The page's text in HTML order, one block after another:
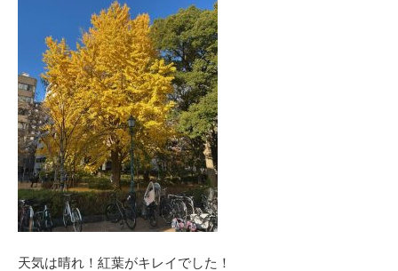
天気は晴れ！紅葉がキレイでした！